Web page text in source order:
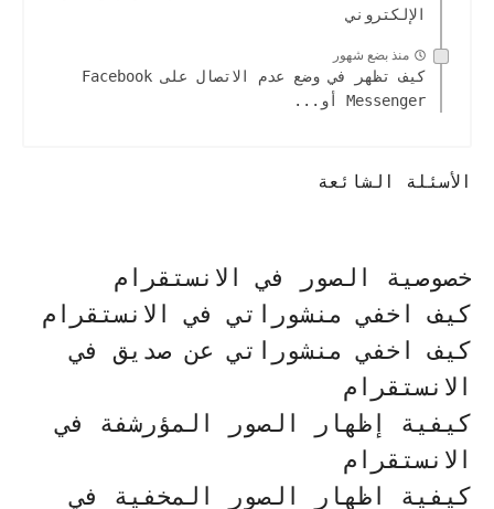
الإلكتروني
منذ بضع شهور
كيف تظهر في وضع عدم الاتصال على Facebook
Messenger أو...
الأسئلة الشائعة
خصوصية الصور في الانستقرام
كيف اخفي منشوراتي في الانستقرام
كيف اخفي منشوراتي عن صديق في
الانستقرام
كيفية إظهار الصور المؤرشفة في
الانستقرام
كيفية اظهار الصور المخفية في